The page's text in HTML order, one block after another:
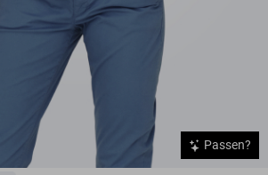
Passen?